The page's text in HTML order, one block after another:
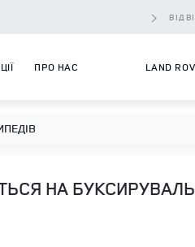
ПРО НАС LAND
НА